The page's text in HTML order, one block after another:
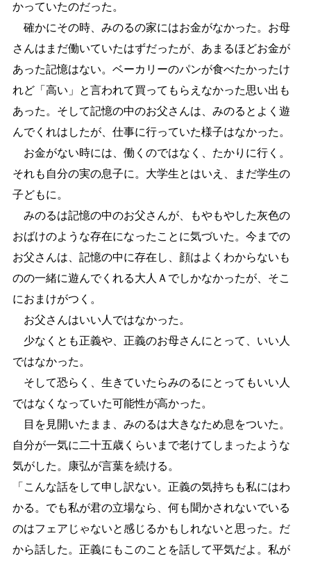
かっていたのだった。
確かにその時、みのるの家にはお金がなかった。お母
さんはまだ働いていたはずだったが、あまるほどお金が
あった記憶はない。ベーカリーのパンが食べたかったけ
れど「高い」と言われて買ってもらえなかった思い出も
あった。そして記憶の中のお父さんは、みのるとよく遊
んでくれはしたが、仕事に行っていた様子はなかった。
お金がない時には、働くのではなく、たかりに行く。
それも自分の実の息子に。大学生とはいえ、まだ学生の
子どもに。
みのるは記憶の中のお父さんが、もやもやした灰色の
おばけのような存在になったことに気づいた。今までの
お父さんは、記憶の中に存在し、顔はよくわからないも
のの一緒に遊んでくれる大人Ａでしかなかったが、そこ
におまけがつく。
お父さんはいい人ではなかった。
少なくとも正義や、正義のお母さんにとって、いい人
ではなかった。
そして恐らく、生きていたらみのるにとってもいい人
ではなくなっていた可能性が高かった。
目を見開いたまま、みのるは大きなため息をついた。
自分が一気に二十五歳くらいまで老けてしまったような
気がした。康弘が言葉を続ける。
「こんな話をして申し訳ない。正義の気持ちも私にはわ
かる。でも私が君の立場なら、何も聞かされないでいる
のはフェアじゃないと感じるかもしれないと思った。だ
から話した。正義にもこのことを話して平気だよ。私が